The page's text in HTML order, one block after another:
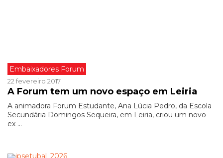
Embaixadores Forum
22 fevereiro 2017
A Forum tem um novo espaço em Leiria
A animadora Forum Estudante, Ana Lúcia Pedro, da Escola
Secundária Domingos Sequeira, em Leiria, criou um novo
ex ...